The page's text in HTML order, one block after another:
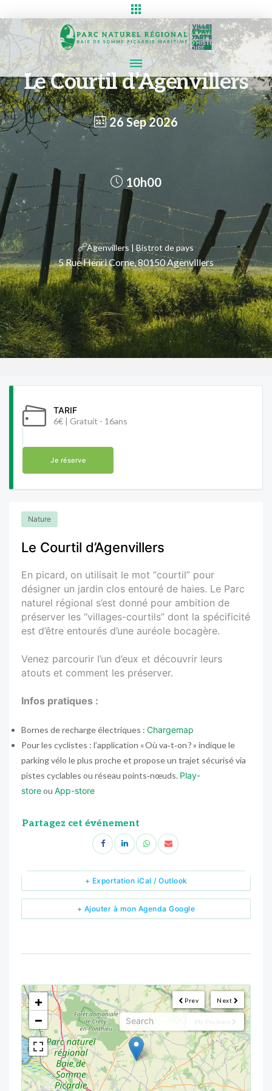
Le Courtil d’Agenvillers
26 Sep 2026
10h00
Agenvillers | Bistrot de pays
5 Rue Henri Corne, 80150 Agenvillers
TARIF
6€ | Gratuit - 16ans
Je réserve
Nature
Le Courtil d’Agenvillers
En picard, on utilisait le mot “courtil” pour
désigner un jardin clos entouré de haies. Le Parc
naturel régional s’est donné pour ambition de
préserver les “villages-courtils” dont la spécificité
est d’être entourés d’une auréole bocagère.
Venez parcourir l’un d’eux et découvrir leurs
atouts et comment les préserver.
Infos pratiques :
Bornes de recharge électriques : Chargemap
Pour les cyclistes : l’application « Où va‑t‑on ? » indique le
parking vélo le plus proche et propose un trajet sécurisé via
pistes cyclables ou réseau points‑nœuds. Play-
storeou App-store
Partagez cet événement
+ Ajouter à mon Agenda Google
+ Exportation iCal / Outlook
Next
Prev
My Position
<!---->
+
−